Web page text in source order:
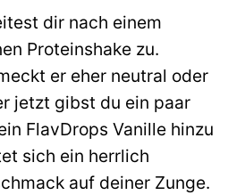
dir nach einem
Proteinshake zu.
er eher neutral oder
jetzt gibst du ein paar
FlavDrops Vanille hinzu
sich ein herrlich
auf deiner Zunge.